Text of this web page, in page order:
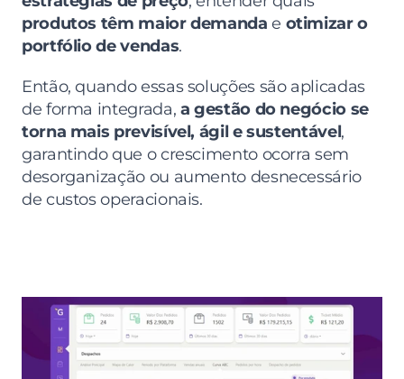
produtos têm maior demanda e otimizar o
portfólio de vendas.
Então, quando essas soluções são aplicadas
de forma integrada, a gestão do negócio se
torna mais previsível, ágil e sustentável,
garantindo que o crescimento ocorra sem
desorganização ou aumento desnecessário
de custos operacionais.